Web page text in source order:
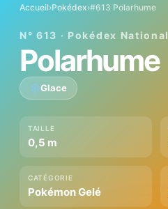
Accueil›Pokédex›#613 Polarhume
N° 613 · Pokédex National
Polarhume
Glace
TAILLE
0,5 m
CATÉGORIE
Pokémon Gelé